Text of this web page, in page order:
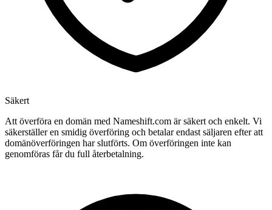
Säkert
Att överföra en domän med Nameshift.com är säkert och enkelt. Vi
säkerställer en smidig överföring och betalar endast säljaren efter att
domänöverföringen har slutförts. Om överföringen inte kan
genomföras får du full återbetalning.